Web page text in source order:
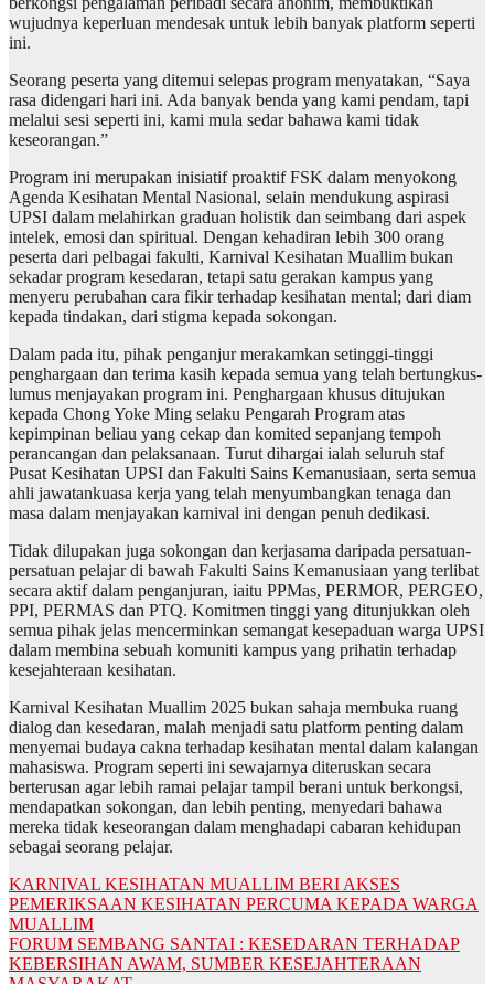
wujudnya keperluan mendesak untuk lebih banyak platform seperti
ini.
Seorang peserta yang ditemui selepas program menyatakan, “Saya
rasa didengari hari ini. Ada banyak benda yang kami pendam, tapi
melalui sesi seperti ini, kami mula sedar bahawa kami tidak
keseorangan.”
Program ini merupakan inisiatif proaktif FSK dalam menyokong
Agenda Kesihatan Mental Nasional, selain mendukung aspirasi
UPSI dalam melahirkan graduan holistik dan seimbang dari aspek
intelek, emosi dan spiritual. Dengan kehadiran lebih 300 orang
peserta dari pelbagai fakulti, Karnival Kesihatan Muallim bukan
sekadar program kesedaran, tetapi satu gerakan kampus yang
menyeru perubahan cara fikir terhadap kesihatan mental; dari diam
kepada tindakan, dari stigma kepada sokongan.
Dalam pada itu, pihak penganjur merakamkan setinggi-tinggi
penghargaan dan terima kasih kepada semua yang telah bertungkus-
lumus menjayakan program ini. Penghargaan khusus ditujukan
kepada Chong Yoke Ming selaku Pengarah Program atas
kepimpinan beliau yang cekap dan komited sepanjang tempoh
perancangan dan pelaksanaan. Turut dihargai ialah seluruh staf
Pusat Kesihatan UPSI dan Fakulti Sains Kemanusiaan, serta semua
ahli jawatankuasa kerja yang telah menyumbangkan tenaga dan
masa dalam menjayakan karnival ini dengan penuh dedikasi.
Tidak dilupakan juga sokongan dan kerjasama daripada persatuan-
persatuan pelajar di bawah Fakulti Sains Kemanusiaan yang terlibat
secara aktif dalam penganjuran, iaitu PPMas, PERMOR, PERGEO,
PPI, PERMAS dan PTQ. Komitmen tinggi yang ditunjukkan oleh
semua pihak jelas mencerminkan semangat kesepaduan warga UPSI
dalam membina sebuah komuniti kampus yang prihatin terhadap
kesejahteraan kesihatan.
Karnival Kesihatan Muallim 2025 bukan sahaja membuka ruang
dialog dan kesedaran, malah menjadi satu platform penting dalam
menyemai budaya cakna terhadap kesihatan mental dalam kalangan
mahasiswa. Program seperti ini sewajarnya diteruskan secara
berterusan agar lebih ramai pelajar tampil berani untuk berkongsi,
mendapatkan sokongan, dan lebih penting, menyedari bahawa
mereka tidak keseorangan dalam menghadapi cabaran kehidupan
sebagai seorang pelajar.
Navigasi
kiriman
KARNIVAL KESIHATAN MUALLIM BERI AKSES
PEMERIKSAAN KESIHATAN PERCUMA KEPADA WARGA
MUALLIM
FORUM SEMBANG SANTAI : KESEDARAN TERHADAP
KEBERSIHAN AWAM, SUMBER KESEJAHTERAAN